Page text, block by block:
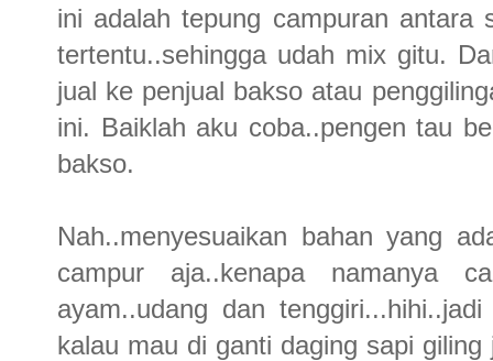
ini adalah tepung campuran antara
tertentu..sehingga udah mix gitu.
jual ke penjual bakso atau
ini. Baiklah aku coba..pengen tau
bakso.
Nah..menyesuaikan bahan yang
campur aja..kenapa namanya
ayam..udang dan
kalau mau di ganti daging sapi